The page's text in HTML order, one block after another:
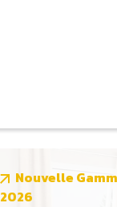
Nouvelle
2026